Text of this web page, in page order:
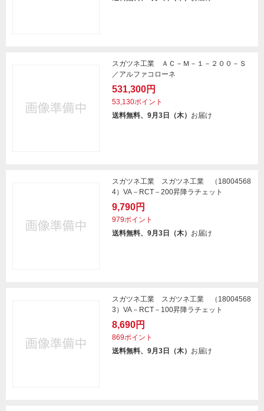
スガツネ工業 ＡＣ－Ｍ－１－２００－Ｓ
／アルファコローネ
531,300円
53,130ポイント
送料無料、9月3日（木） お届け
スガツネ工業 スガツネ工業 （18004568
4）VA－RCT－200昇降ラチェット
9,790円
979ポイント
送料無料、9月3日（木） お届け
スガツネ工業 スガツネ工業 （18004568
3）VA－RCT－100昇降ラチェット
8,690円
869ポイント
送料無料、9月3日（木） お届け